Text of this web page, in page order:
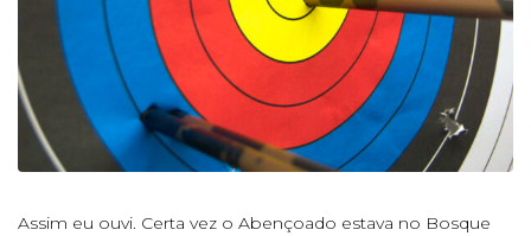
Assim eu ouvi. Certa vez o Abençoado estava no Bosque